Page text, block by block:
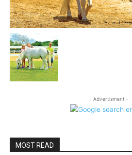
- Advertisment -
MOST READ